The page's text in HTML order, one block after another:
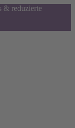
& reduzierte